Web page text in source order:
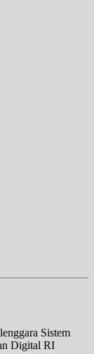
Sistem
Digital RI